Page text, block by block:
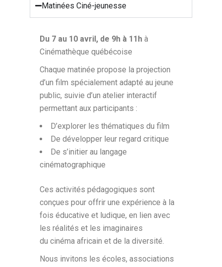
Matinées Ciné-jeunesse
Du 7 au 10 avril, de 9h à 11h à
Cinémathèque québécoise
Chaque matinée propose la projection
d’un film spécialement adapté au jeune
public, suivie d’un atelier interactif
permettant aux participants :
D’explorer les thématiques du film
De développer leur regard critique
De s’initier au langage
cinématographique
Ces activités pédagogiques sont
conçues pour offrir une expérience à la
fois éducative et ludique, en lien avec
les réalités et les imaginaires
du cinéma africain et de la diversité.
Nous invitons les écoles, associations